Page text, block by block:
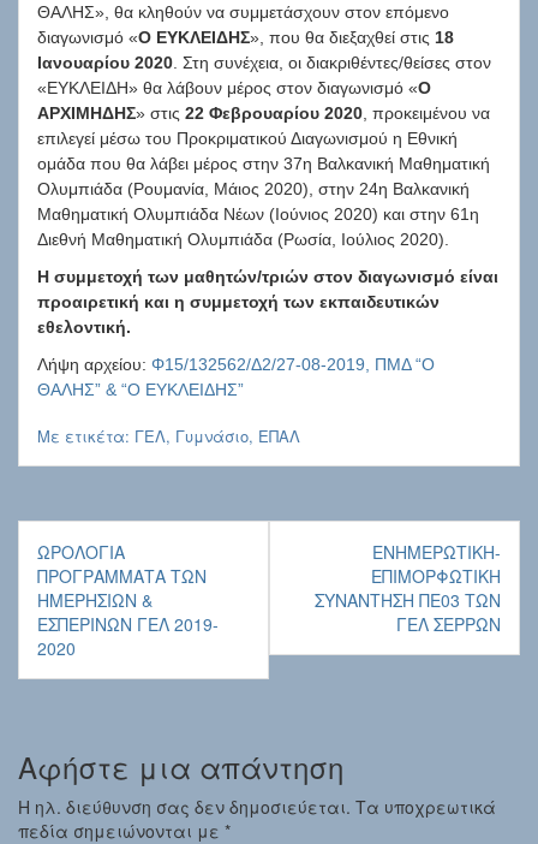
ΘΑΛΗΣ», θα κληθούν να συμμετάσχουν στον επόμενο
διαγωνισμό «Ο ΕΥΚΛΕΙΔΗΣ», που θα διεξαχθεί στις 18
Ιανουαρίου 2020 . Στη συνέχεια, οι διακριθέντες/θείσες στον
«ΕΥΚΛΕΙΔΗ» θα λάβουν μέρος στον διαγωνισμό «Ο
ΑΡΧΙΜΗΔΗΣ» στις 22 Φεβρουαρίου 2020 , προκειμένου να
επιλεγεί μέσω του Προκριματικού Διαγωνισμού η Εθνική
ομάδα που θα λάβει μέρος στην 37η Βαλκανική Μαθηματική
Ολυμπιάδα (Ρουμανία, Μάιος 2020), στην 24η Βαλκανική
Μαθηματική Ολυμπιάδα Νέων (Ιούνιος 2020) και στην 61η
Διεθνή Μαθηματική Ολυμπιάδα (Ρωσία, Ιούλιος 2020).
Η συμμετοχή των μαθητών/τριών στον διαγωνισμό είναι
προαιρετική και η συμμετοχή των εκπαιδευτικών
εθελοντική.
Λήψη αρχείου: Φ15/132562/Δ2/27-08-2019, ΠΜΔ “Ο
ΘΑΛΗΣ” & “Ο ΕΥΚΛΕΙΔΗΣ”
Με ετικέτα: ΓΕΛ, Γυμνάσιο, ΕΠΑΛ
Πλοήγηση
άρθρων
ΩΡΟΛΌΓΙΑ
ΠΡΟΓΡΆΜΜΑΤΑ ΤΩΝ
ΗΜΕΡΉΣΙΩΝ &
ΕΣΠΕΡΙΝΏΝ ΓΕΛ 2019-
2020
ΕΝΗΜΕΡΩΤΙΚΉ-
ΕΠΙΜΟΡΦΩΤΙΚΉ
ΣΥΝΆΝΤΗΣΗ ΠΕ03 ΤΩΝ
ΓΕΛ ΣΕΡΡΏΝ
Αφήστε μια απάντηση
Η ηλ. διεύθυνση σας δεν δημοσιεύεται. Τα υποχρεωτικά
πεδία σημειώνονται με *